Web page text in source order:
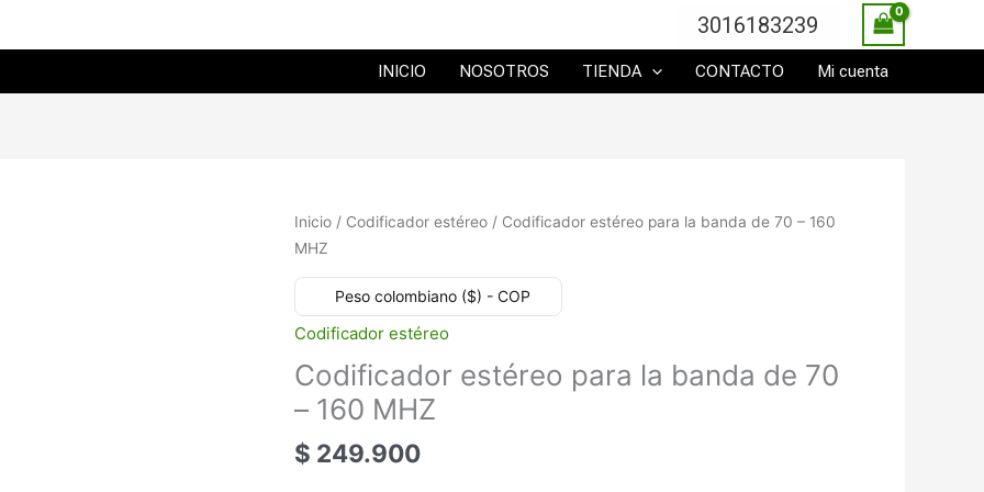
3016183239
INICIO NOSOTROS TIENDA CONTACTO Mi cuenta
Inicio / Codificador estéreo / Codificador estéreo para la banda de 70 – 160
MHZ
Peso colombiano ($) - COP
Codificador estéreo
Codificador estéreo para la banda de 70
– 160 MHZ
$ 249.900
Codificador
estéreo
para
banda
70
–
MHZ